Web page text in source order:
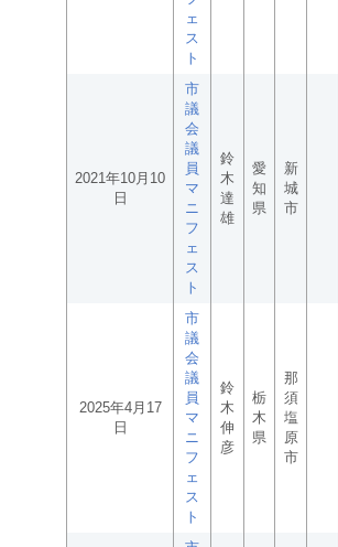
ェ
ス
ト
2021年10月10
日
市
議
会
議
員
マ
ニ
フ
ェ
ス
ト
鈴
木
達
雄
愛
知
県
新
城
市
2025年4月17
日
市
議
会
議
員
マ
ニ
フ
ェ
ス
ト
鈴
木
伸
彦
栃
木
県
那
須
塩
原
市